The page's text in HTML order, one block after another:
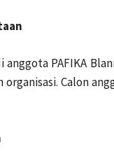
anggota PAFIKA
Calon